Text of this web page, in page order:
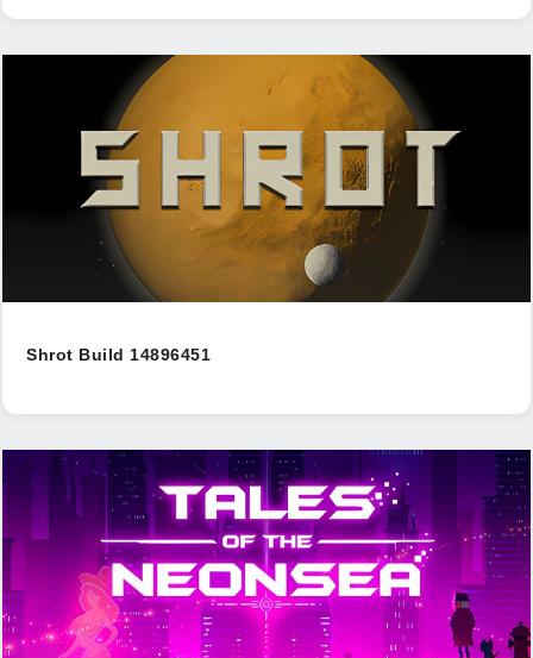
Shrot Build 14896451